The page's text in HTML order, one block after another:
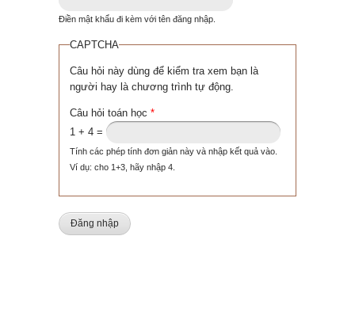
Điền mật khẩu đi kèm với tên đăng nhập.
CAPTCHA
Câu hỏi này dùng để kiểm tra xem bạn là
người hay là chương trình tự động.
Câu hỏi toán học *
1 + 4 =
Tính các phép tính đơn giản này và nhập kết quả vào.
Ví dụ: cho 1+3, hãy nhập 4.